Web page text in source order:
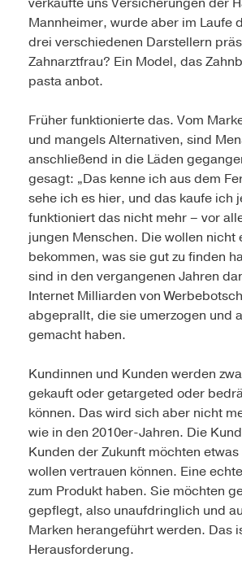
Mannheimer, wurde aber im Laufe
drei verschiedenen Darstellern
Zahnarztfrau? Ein Model, das
pasta anbot.
Früher funktionierte das. Vom
und mangels Alternativen, sind
anschließend in die Läden
gesagt: „Das kenne ich aus dem
sehe ich es hier, und das kaufe ich
funktioniert das nicht mehr – vor
jungen Menschen. Die wollen nicht
bekommen, was sie gut zu finden
sind in den vergangenen Jahren
Internet Milliarden von
abgeprallt, die sie umerzogen und
gemacht haben.
Kundinnen und Kunden werden
gekauft oder getargeted oder
können. Das wird sich aber nicht
wie in den 2010er-Jahren. Die
Kunden der Zukunft möchten
wollen vertrauen können. Eine
zum Produkt haben. Sie möchten
gepflegt, also unaufdringlich und
Marken herangeführt werden. Das
Herausforderung.